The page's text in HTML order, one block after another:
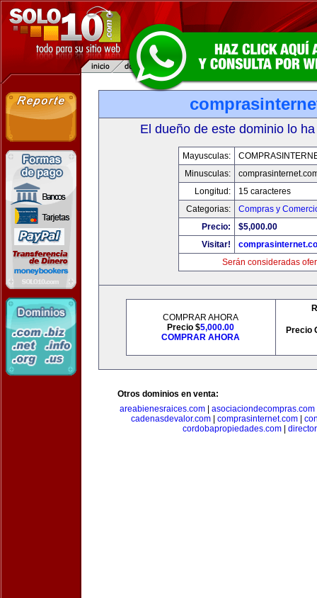
El dueño de este dominio lo
Mayusculas:
Minusculas:
Longitud:
15 caracteres
Categorias:
Compras y
Precio:
$5,000.00
Visitar!
Serán consideradas
COMPRAR AHORA
Precio $5,000.00
COMPRAR AHORA
Precio
Otros dominios en venta:
areabienesraices.com| asociaciondecompras.com
cadenasdevalor.com
comprasinternet.com
cordobapropiedades.com